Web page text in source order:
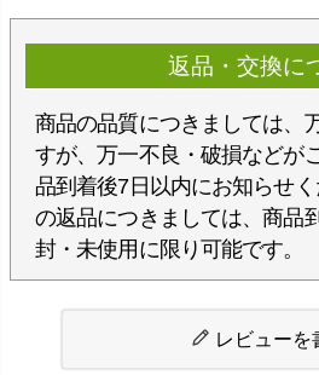
返品・交換に
商品の品質につきましては、
すが、万一不良・破損などが
品到着後7日以内にお知らせ
の返品につきましては、商品
封・未使用に限り可能です。
レビューを